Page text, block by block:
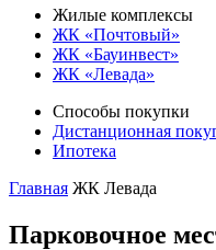
Жилые комплексы
ЖК «Почтовый»
ЖК «Бауинвест»
ЖК «Левада»
Способы покупки
Дистанционная
Ипотека
Главная ЖК Левада
Парковочное